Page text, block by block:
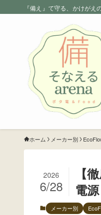
『備え』て守る、かけが
ホーム メーカー別
【
電源
2026
6/28
メーカー別